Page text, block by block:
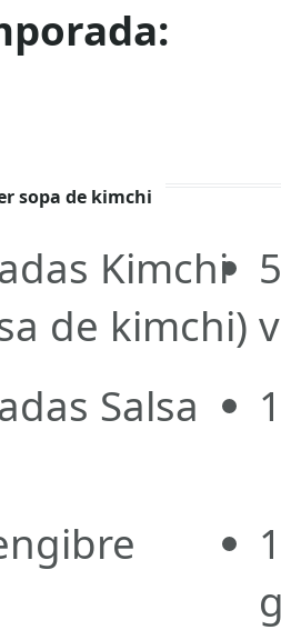
sopa de kimchi
Kimchi
de kimchi)
Salsa